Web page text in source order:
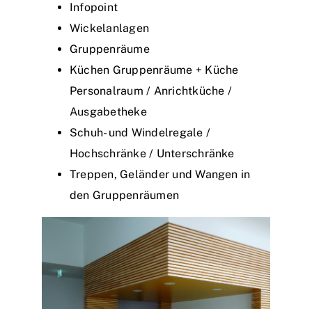
Infopoint
Wickelanlagen
Gruppenräume
Küchen Gruppenräume + Küche
Personalraum / Anrichtküche /
Ausgabetheke
Schuh- und Windelregale /
Hochschränke / Unterschränke
Treppen, Geländer und Wangen in
den Gruppenräumen